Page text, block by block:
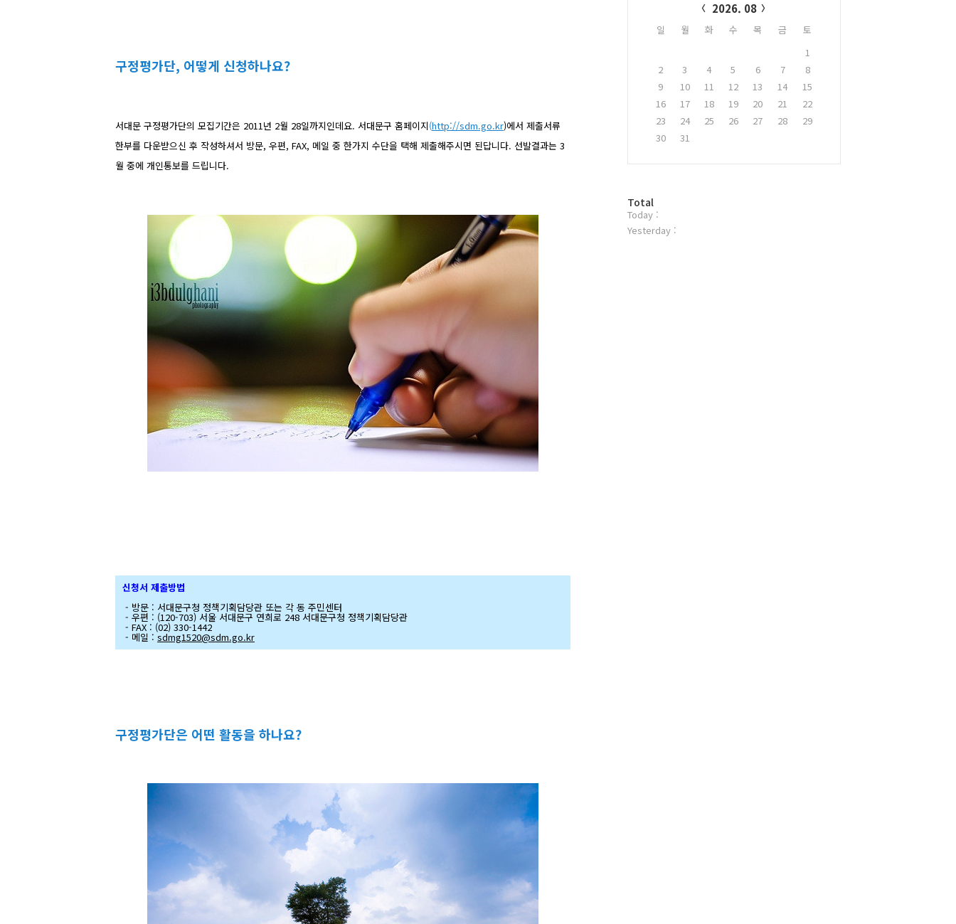
구정평가단, 어떻게 신청하나요?
서대문 구정평가단의 모집기간은 2011년 2월 28일까지인데요. 서대문구 홈페이지(http://sdm.go.kr)에서 제출서류
한부를 다운받으신 후 작성하셔서 방문, 우편, FAX, 메일 중 한가지 수단을 택해 제출해주시면 된답니다. 선발결과는 3
월 중에 개인통보를 드립니다.
신청서 제출방법
- 방문 : 서대문구청 정책기획담당관 또는 각 동 주민센터
- 우편 : (120-703) 서울 서대문구 연희로 248 서대문구청 정책기획담당관
- FAX : (02) 330-1442
- 메일 : sdmg1520@sdm.go.kr
구정평가단은 어떤 활동을 하나요?
2026. 08
일 월 화 수 목 금
토
1
2
3 4 5 6 7
8
9
10 11 12 13 14
15
16
17 18 19 20 21
22
23
24 25 26 27 28
29
30
31
방
문
자
Total
Today :
Yesterday :